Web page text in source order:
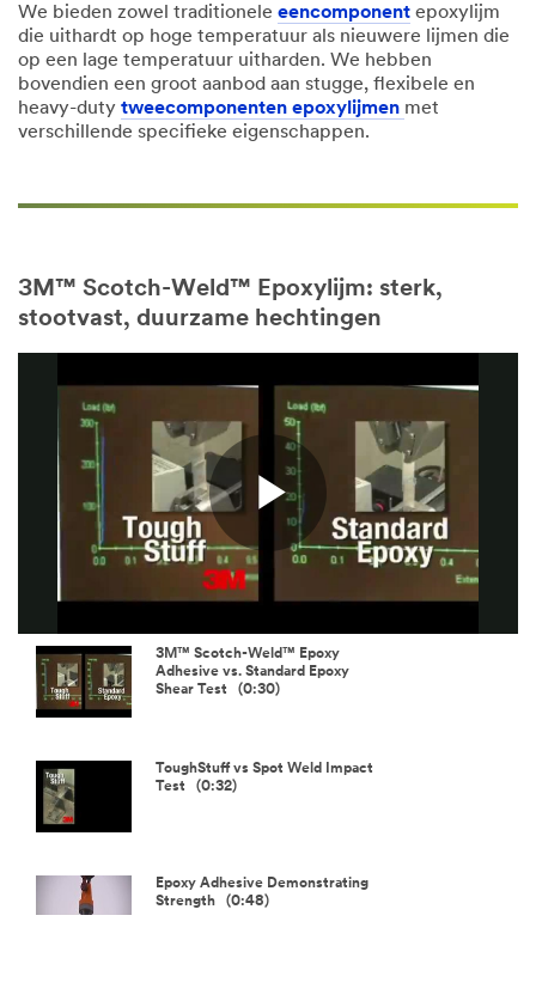
We bieden zowel traditionele eencomponent epoxylijm
die uithardt op hoge temperatuur als nieuwere lijmen die
op een lage temperatuur uitharden. We hebben
bovendien een groot aanbod aan stugge, flexibele en
heavy-duty tweecomponenten epoxylijmen met
verschillende specifieke eigenschappen.
3M™ Scotch-Weld™ Epoxylijm: sterk,
stootvast, duurzame hechtingen
Play
Video
3M™ Scotch-Weld™ Epoxy
Adhesive vs. Standard Epoxy
Shear Test (0:30)
ToughStuff vs Spot Weld Impact
Test (0:32)
Epoxy Adhesive Demonstrating
Strength (0:48)